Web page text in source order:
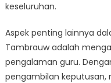
keseluruhan.
Aspek penting lainnya
Tambrauw adalah
pengalaman guru.
pengambilan keputusan,